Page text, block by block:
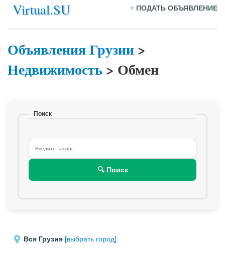
Virtual.SU + ПОДАТЬ ОБЪЯВЛЕНИЕ
Объявления Грузии>
Недвижимость > Обмен
Поиск
🔍 Поиск
Вся Грузия [выбрать город]